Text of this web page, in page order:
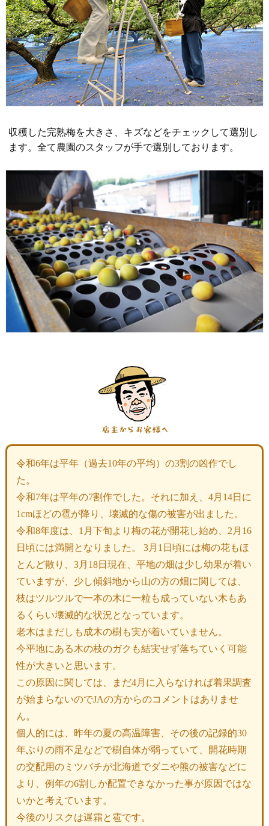
収穫した完熟梅を大きさ、キズなどをチェックして選別し
ます。全て農園のスタッフが手で選別しております。
令和6年は平年（過去10年の平均）の3割の凶作でし
た。
令和7年は平年の7割作でした。それに加え、4月14日に
1cmほどの雹が降り、壊滅的な傷の被害が出ました。
令和8年度は、1月下旬より梅の花が開花し始め、2月16
日頃には満開となりました。 3月1日頃には梅の花もほ
とんど散り、3月18日現在、平地の畑は少し幼果が着い
ていますが、少し傾斜地から山の方の畑に関しては、
枝はツルツルで一本の木に一粒も成っていない木もあ
るくらい壊滅的な状況となっています。
老木はまだしも成木の樹も実が着いていません。
今平地にある木の枝のガクも結実せず落ちていく可能
性が大きいと思います。
この原因に関しては、まだ4月に入らなければ着果調査
が始まらないのでJAの方からのコメントはありませ
ん。
個人的には、昨年の夏の高温障害、その後の記録的30
年ぶりの雨不足などで樹自体が弱っていて、開花時期
の交配用のミツバチが北海道でダニや熊の被害などに
より、例年の6割しか配置できなかった事が原因ではな
いかと考えています。
今後のリスクは遅霜と雹です。